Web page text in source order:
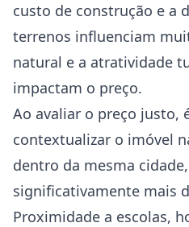
custo de construção e a
terrenos influenciam
natural e a atratividade
impactam o preço.
Ao avaliar o preço justo,
contextualizar o imóvel
dentro da mesma
significativamente mais
Proximidade a escolas,